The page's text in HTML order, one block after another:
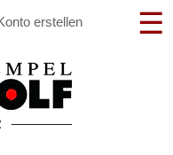
erstellen